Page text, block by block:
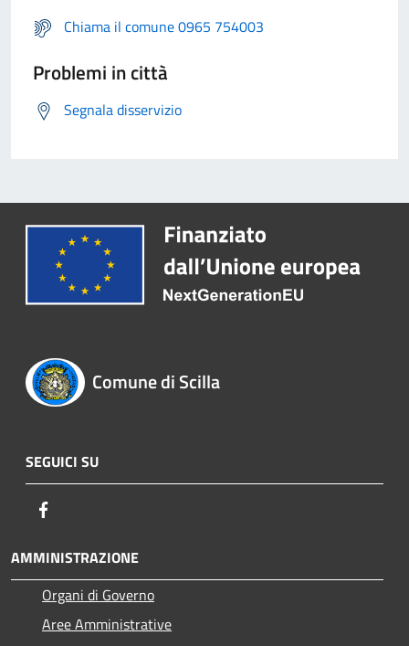
Chiama il comune 0965 754003
Problemi in città
Segnala disservizio
Comune di Scilla
SEGUICI SU
AMMINISTRAZIONE
Organi di Governo
Aree Amministrative